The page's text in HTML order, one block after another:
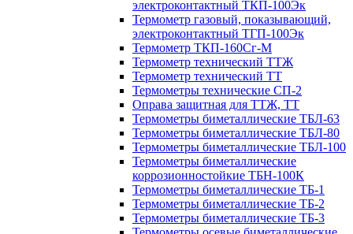
электроконтактный ТКП-100Эк
Термометр газовый, показывающий,
электроконтактный ТГП-100Эк
Термометр ТКП-160Сг-М
Термометр технический ТТЖ
Термометр технический ТТ
Термометры технические СП-2
Оправа защитная для ТТЖ, ТТ
Термометры биметаллические ТБЛ-63
Термометры биметаллические ТБЛ-80
Термометры биметаллические ТБЛ-100
Термометры биметаллические
коррозионностойкие ТБН-100К
Термометры биметаллические ТБ-1
Термометры биметаллические ТБ-2
Термометры биметаллические ТБ-3